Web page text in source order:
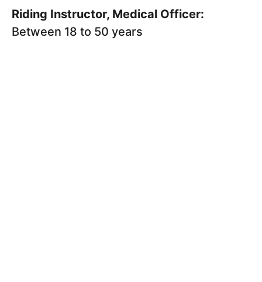
Riding Instructor, Medical Officer:
Between 18 to 50 years